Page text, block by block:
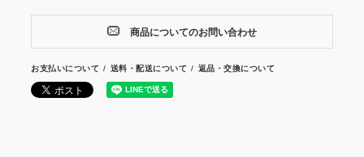
商品についてのお問い合わせ
お支払いについて 送料・配送について 返品・交換について